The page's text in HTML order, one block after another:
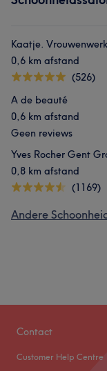
Kaatje. Vrouwenwerk
0,6 km afstand
(526)
A de beauté
0,6 km afstand
Geen reviews
Yves Rocher Gent
0,8 km afstand
(1169)
Andere
Contact
Customer Help Centre